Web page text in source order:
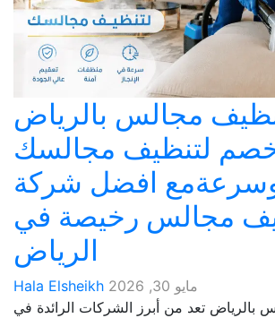
مجالس بالرياض
لتنظيف مجالسك
افضل شركة
مجالس رخيصة في
الرياض
مايو 30, 2026
Hala Elsheikh
تعد من أبرز الشركات الرائدة في